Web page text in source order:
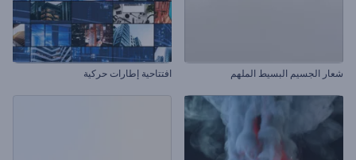
شعار الجسيم البسيط الملهم افتتاحية إطارات حركية